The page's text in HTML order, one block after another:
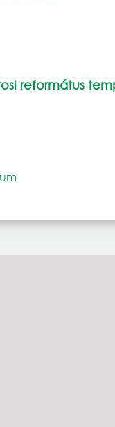
református